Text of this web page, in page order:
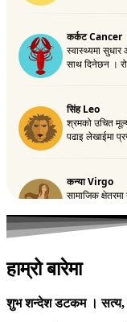
हाम्रो बारेमा
शुभ शन्देश डटकम । सत्य,